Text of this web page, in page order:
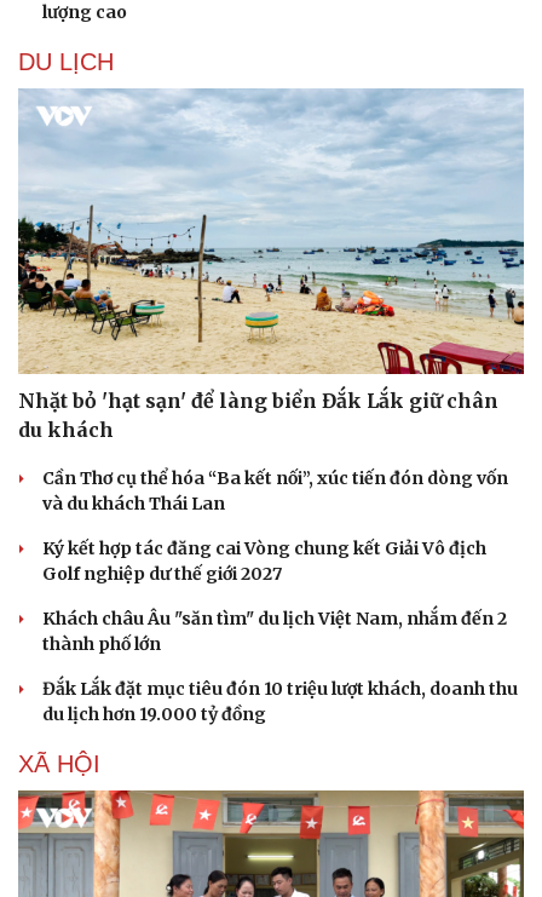
Sức khỏe
Dinh dưỡng - món ngon
Cây thuốc
Sản phụ khoa
Nhi khoa
Nam khoa
Phòng mạch online
Ăn sạch sống khỏe
Blog
lượng cao
DU LỊCH
Nhặt bỏ 'hạt sạn' để làng biển Đắk Lắk giữ chân
du khách
Cần Thơ cụ thể hóa “Ba kết nối”, xúc tiến đón dòng vốn
và du khách Thái Lan
Ký kết hợp tác đăng cai Vòng chung kết Giải Vô địch
Golf nghiệp dư thế giới 2027
Khách châu Âu "săn tìm" du lịch Việt Nam, nhắm đến 2
thành phố lớn
Đắk Lắk đặt mục tiêu đón 10 triệu lượt khách, doanh thu
du lịch hơn 19.000 tỷ đồng
XÃ HỘI